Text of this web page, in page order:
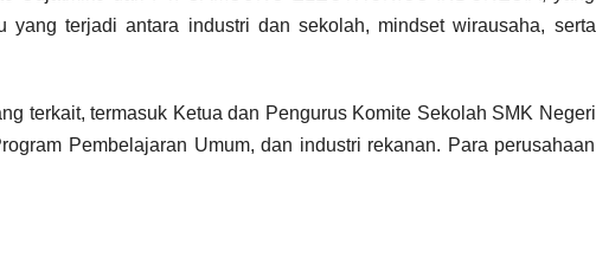
yang terjadi antara industri dan sekolah, mindset wirausaha, serta
terkait, termasuk Ketua dan Pengurus Komite Sekolah SMK Negeri
Pembelajaran Umum, dan industri rekanan. Para perusahaan